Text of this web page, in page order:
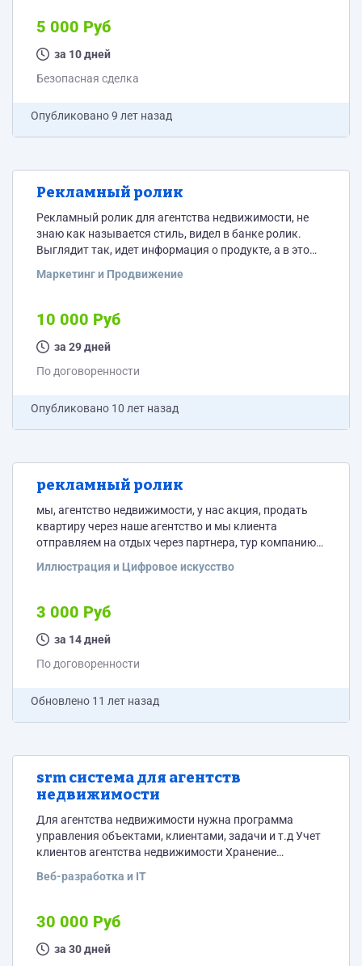
5 000 Руб
за 10 дней
Безопасная сделка
Опубликовано9 лет назад
Рекламный ролик
Рекламный ролик для агентства недвижимости, не
знаю как называется стиль, видел в банке ролик.
Выглядит так, идет информация о продукте, а в это
длительность ролика 15-20 сек.
Маркетинг и Продвижение
10 000 Руб
за 29 дней
По договоренности
Опубликовано 10 лет назад
рекламный ролик
мы, агентство недвижимости, у нас акция, продать
квартиру через наше агентство и мы клиента
отправляем на отдых через партнера, тур компанию.
пожалуйста
Иллюстрация и Цифровое искусство
3 000 Руб
за 14 дней
По договоренности
Обновлено 11 лет назад
srm система для агентств
недвижимости
Для агентства недвижимости нужна программа
управления объектами, клиентами, задачи и т.д Учет
клиентов агентства недвижимости Хранение
недвижимости (жилая, коммерческая недвижимость)
на всех этапах Учет договоров Контроль платежей
Учет расходов агентства Настройка напоминаний о
различных событиях Формирование документов по
Веб-разработка и IT
30 000 Руб
за 30 дней